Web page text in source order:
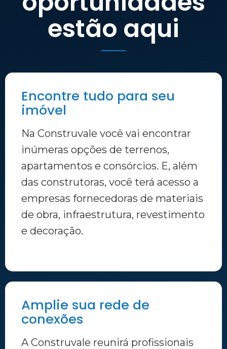
estão aqui
Encontre tudo para seu
imóvel
Na Construvale você vai encontrar
inúmeras opções de terrenos,
apartamentos e consórcios. E, além
das construtoras, você terá acesso a
empresas fornecedoras de materiais
de obra, infraestrutura, revestimento
e decoração.
Amplie sua rede de
conexões
A Construvale reunirá profissionais